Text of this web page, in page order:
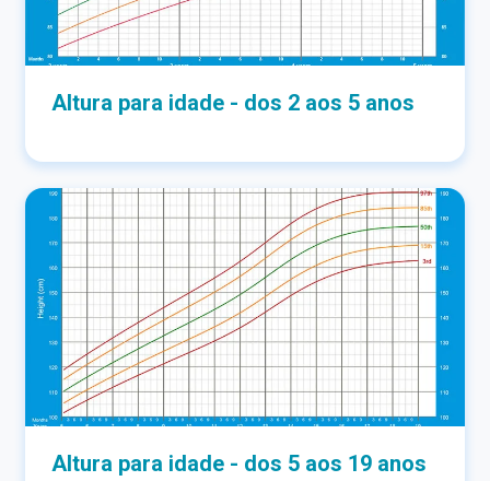
Altura para idade - dos 2 aos 5 anos
Altura para idade - dos 5 aos 19 anos